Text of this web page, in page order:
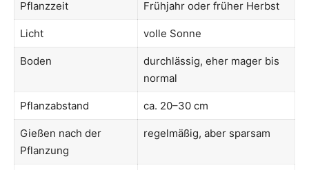
Pflanzzeit Frühjahr oder früher Herbst
Licht volle Sonne
Boden
durchlässig, eher mager bis
normal
Pflanzabstand ca. 20–30 cm
Gießen nach der
Pflanzung
regelmäßig, aber sparsam